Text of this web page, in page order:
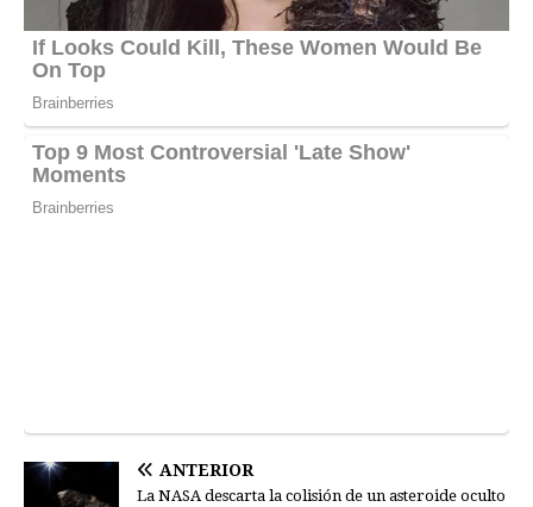
ANTERIOR
La NASA descarta la colisión de un asteroide oculto